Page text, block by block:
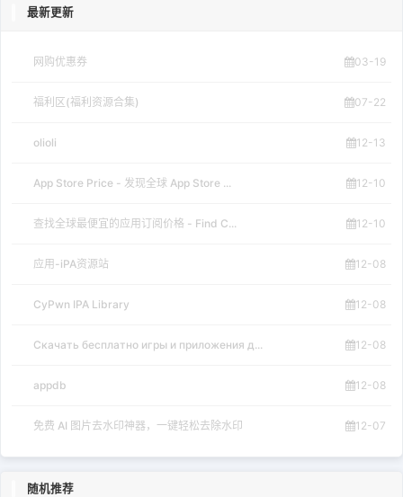
最新更新
网购优惠券 03-19
福利区(福利资源合集) 07-22
olioli 12-13
App Store Price - 发现全球 App Store ... 12-10
查找全球最便宜的应用订阅价格 - Find C... 12-10
应用-iPA资源站 12-08
CyPwn IPA Library 12-08
Скачать бесплатно игры и приложения д... 12-08
appdb 12-08
免费 AI 图片去水印神器，一键轻松去除水印 12-07
随机推荐